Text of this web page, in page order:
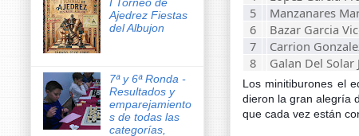
5
Manzanares
6
Bazar Garcia
7
Carrion
8
Galan Del Solar
Los minitiburones el
dieron la gran alegría
que cada vez están
Ajedrez Fiestas
del Albujon
7ª y 6ª Ronda -
Resultados y
emparejamiento
s de todas las
categorías,